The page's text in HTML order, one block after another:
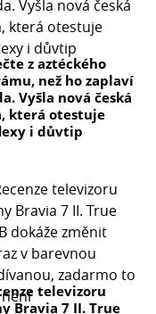
z aztéckého
než ho zaplaví
Vyšla nová česká
která otestuje
i důvtip
televizoru
Bravia 7 II. True